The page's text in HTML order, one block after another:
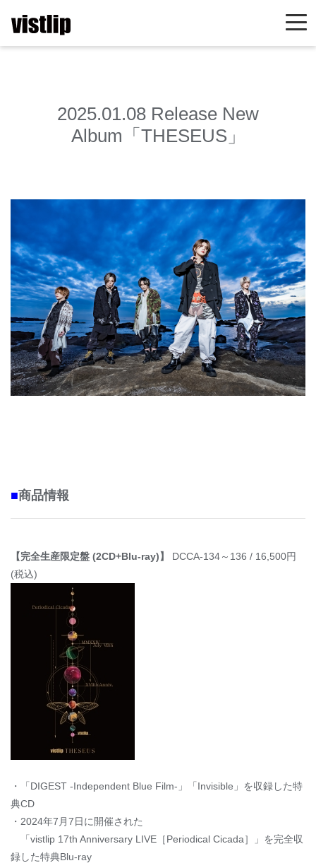
2025.01.08 Release New
Album「THESEUS」
■商品情報
【完全生産限定盤 (2CD+Blu-ray)】 DCCA-134～136 / 16,500円
(税込)
・「DIGEST -Independent Blue Film-」「Invisible」を収録した特
典CD
・2024年7月7日に開催された
「vistlip 17th Anniversary LIVE［Periodical Cicada］」を完全収
録した特典Blu-ray